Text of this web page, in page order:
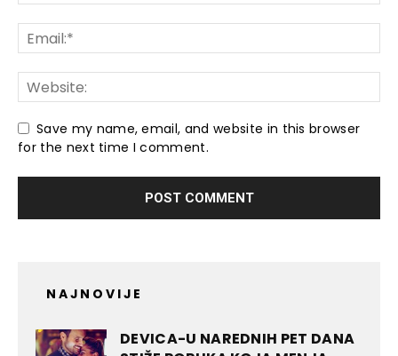
Save my name, email, and website in this browser
for the next time I comment.
NAJNOVIJE
DEVICA-U NAREDNIH PET DANA